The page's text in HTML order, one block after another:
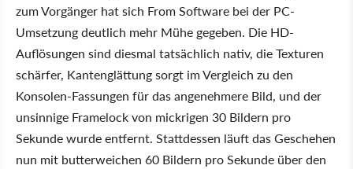
zum Vorgänger hat sich From Software bei der PC-
Umsetzung deutlich mehr Mühe gegeben. Die HD-
Auflösungen sind diesmal tatsächlich nativ, die Texturen
schärfer, Kantenglättung sorgt im Vergleich zu den
Konsolen-Fassungen für das angenehmere Bild, und der
unsinnige Framelock von mickrigen 30 Bildern pro
Sekunde wurde entfernt. Stattdessen läuft das Geschehen
nun mit butterweichen 60 Bildern pro Sekunde über den